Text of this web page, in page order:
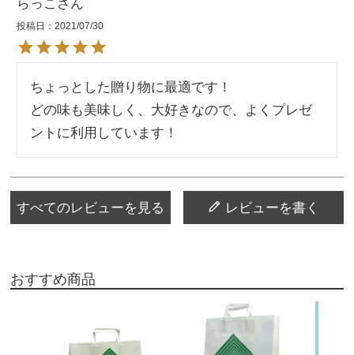
らっこ
投稿日 2021/07/30
ちょっとした贈り物に最適です！
どの味も美味しく、大好きなので、よくプレゼ
ントに利用しています！
すべてのレビューを見る レビューを書く
おすすめ商品